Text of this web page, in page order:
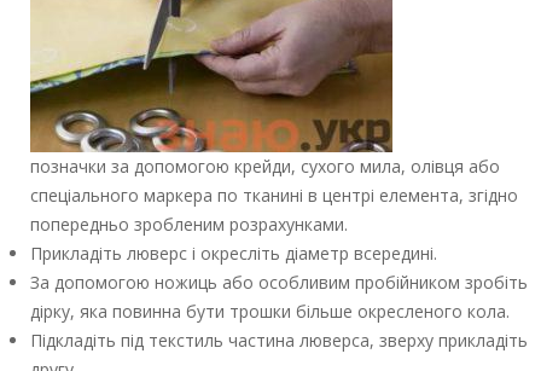
позначки за допомогою крейди, сухого мила, олівця або
спеціального маркера по тканині в центрі елемента, згідно
попередньо зробленим розрахунками.
Прикладіть люверс і окресліть діаметр всередині.
За допомогою ножиць або особливим пробійником зробіть
дірку, яка повинна бути трошки більше окресленого кола.
Підкладіть під текстиль частина люверса, зверху прикладіть